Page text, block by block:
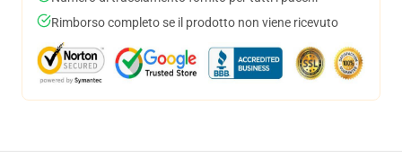
Rimborso completo se il prodotto non viene ricevuto